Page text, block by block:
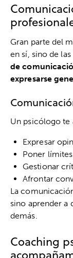
Gran parte del
en sí, sino de
de
expresarse
Un psicólogo te
Expresar
Poner
Gestionar
Afrontar
La
sino aprender a
demás.
Coaching